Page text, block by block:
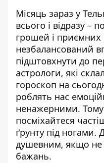
Місяць зараз у
всього і відразу –
грошей і приємних
незбалансований
підштовхнути до
астрологи, які
гороскоп на
роблять нас
ненажерними.
посміхайтеся
ґрунту під ногами.
душевним, якщо не
бажань.